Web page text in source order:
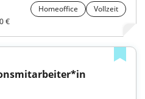
Homeoffice
Vollzeit
€